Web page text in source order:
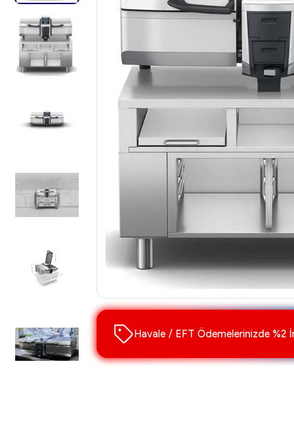
Havale / EFT Ödemelerinizde %2